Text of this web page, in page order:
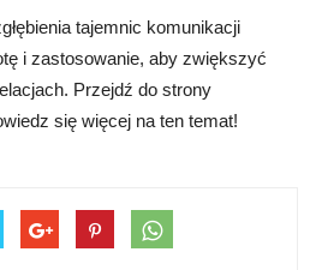
tajemnic komunikacji
i zastosowanie, aby zwiększyć
Przejdź do strony
się więcej na ten temat!